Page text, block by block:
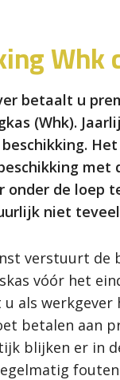
Whk
betaalt u
(Whk).
met
onder de loep
niet
verstuurt de
vóór het
als werkgever
betalen aan
blijken er in